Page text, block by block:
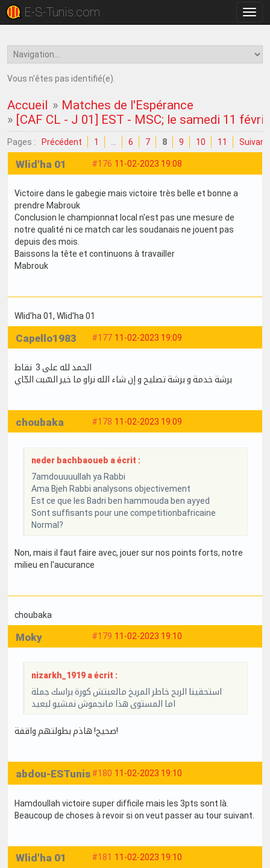
la
E-S-Tunis.com
Vous n'êtes pas identifié(e).
Accueil » Matches de l'Espérance
» [CAF CL - J 01] EST - MSC; le samedi 11
Pages : Précédent 1 6 7 8 9 10 11 Suivant
#176 11-02-2023 19:08
Wlid'ha 01
Victoire dans le gabegie mais victoire très belle et bonne a
prendre Mabrouk
Conclusion le championnat local n'est pas une mesure de
notre qualité ni ce match car les soudanais ne jouent pas
depuis des mois.
Baissons la tête et continuons à travailler
Mabrouk
Wlid'ha 01, Wlid'ha 01
#177 11-02-2023 19:09
Capello1983
الحمد لله على 3 نقاط
برشة خدمة و برشة تصليح و إن شاء الله نراو ما خير السّبت الجّاي
#178 11-02-2023 19:09
choubaka
neder bachbaoueb a écrit :
7amdouuuullah ya Rabbi
Ama Bjeh Rabbi analysons objectivement
Est ce que les Badri ben hammouda ben ayyed
Sont suffisants pour une competitionbafricaine
Normal?
Non, mais il faut faire avec, jouer sur nos points forts, notre
milieu en l'aucurance
choubaka
#179 11-02-2023 19:10
Moky
nizarkh_1919 a écrit :
استحقينا الربح خاطر المريخ مالعبتش كورة براسك جملة
اما المستوى هذا مانجموش نمشيو لبعيد
صحيح! هاذم بطولتهم واقفة!
#180 11-02-2023 19:10
abdou-ESTunis
Hamdoullah victoire super difficile mais les 3pts sont là.
Beaucoup de choses à revoir si on veut passer au tour suivant.
#181 11-02-2023 19:10
Wlid'ha 01